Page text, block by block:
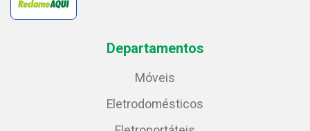
Departamentos
Móveis
Eletrodomésticos